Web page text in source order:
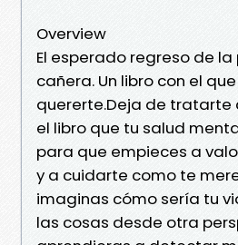
Overview
El esperado regreso de
cañera. Un libro con el
quererte.Deja de tratarte
el libro que tu salud
para que empieces a
y a cuidarte como te
imaginas cómo sería tu
las cosas desde otra